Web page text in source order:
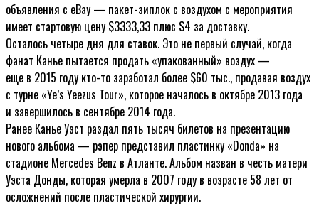
объявления с eBay — пакет-зиплок с воздухом с мероприятия
имеет стартовую цену $3333,33 плюс $4 за доставку.
Осталось четыре дня для ставок. Это не первый случай, когда
фанат Канье пытается продать «упакованный» воздух —
еще в 2015 году кто-то заработал более $60 тыс., продавая воздух
с турне «Ye’s Yeezus Tour», которое началось в октябре 2013 года
и завершилось в сентябре 2014 года.
Ранее Канье Уэст раздал пять тысяч билетов на презентацию
нового альбома — рэпер представил пластинку «Donda» на
стадионе Mercedes Benz в Атланте. Альбом назван в честь матери
Уэста Донды, которая умерла в 2007 году в возрасте 58 лет от
осложнений после пластической хирургии.